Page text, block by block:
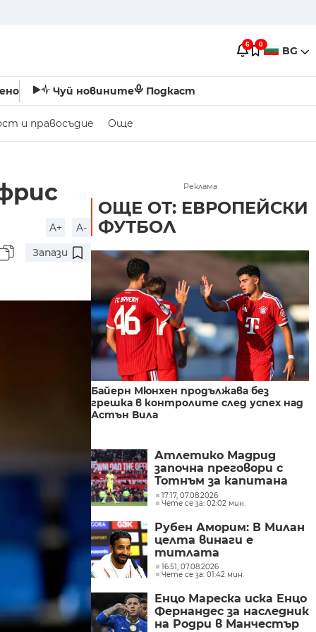
6 0 BG
Чуй новините Подкаст
и правосъдие Още
A+
A-
Запази
Реклама
ОЩЕ ОТ: ЕВРОПЕЙСКИ
ФУТБОЛ
Байерн Мюнхен продължава без
грешка в контролите след успех над
Астън Вила
Атлетико Мадрид
започна преговори с
Тотнъм за капитана
Кристиан Ромеро
17:17, 07.08.2026
Чете се за: 02:02 мин.
Рубен Аморим: В Милан
целта винаги е
титлата
16:51, 07.08.2026
Чете се за: 01:42 мин.
Енцо Мареска иска Енцо
Фернандес за наследник
на Родри в Манчестър